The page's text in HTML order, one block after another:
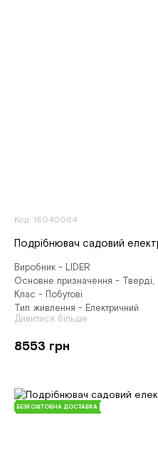
Код: 18040064
Подрібнювач садовий
Виробник - LIDER
Основне призначення - Тверді,
Клас - Побутові
Тип живлення - Електричний
Дивитися більше
8553 грн
БЕЗКОШТОВНА ДОСТАВКА